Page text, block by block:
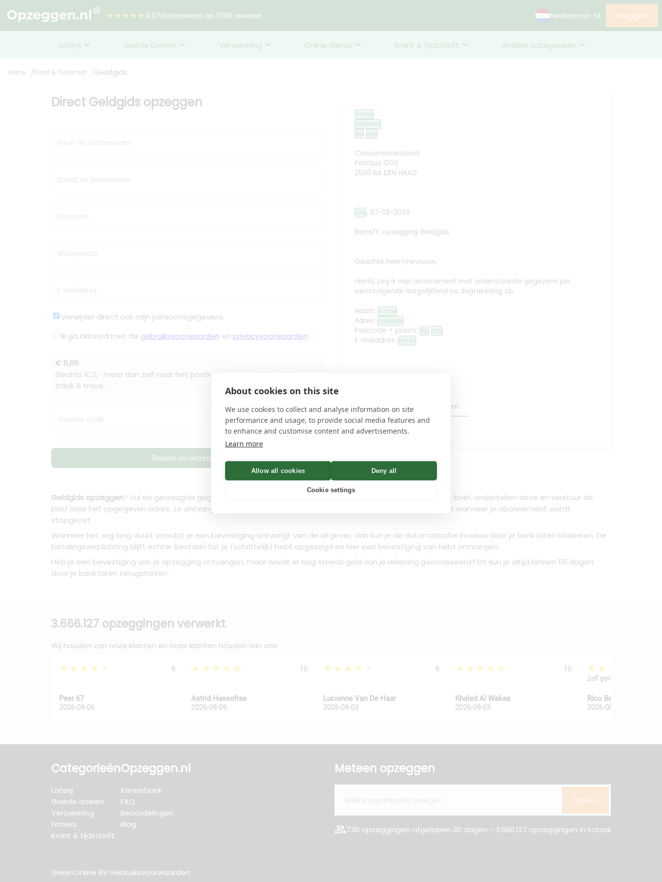
About cookies on this site
We use cookies to collect and analyse information on site
performance and usage, to provide social media features and
to enhance and customise content and advertisements.
Learn more
Allow all cookies Deny all
Cookie settings
★★★★★ 9.07Gebaseerd op 10181 reviews Nederland- NL Inloggen
Loterij Goede Doelen Verzekering Online dienst Krant & Tijdschrift Andere categorieën
Home Krant & Tijdschrift Geldgids
Direct Geldgids opzeggen
Voor- en achternaam
Straat en huisnummer
Postcode
Woonplaats
E-mailadres
Verwijder direct ook mijn persoonsgegevens
Ik ga akkoord met de gebruiksvoorwaarden en privacyvoorwaarden
€ 11,95
Slechts € 2,- meer dan zelf naar het postkantoor gaan, inclusief PostNL
track & trace.
Voucher code Controleren
Betalen en verzenden
name
address
zip city
Consumentenbond
Postbus 1000
2500 BA DEN HAAG
city, 07-08-2026
Betreft: opzegging Geldgids
Geachte heer/mevrouw,
Hierbij zeg ik mijn abonnement met onderstaande gegevens per
eerstvolgende mogelijkheid na dagtekening op.
Naam: name
Adres: address
Postcode + plaats: zip city
E-mailadres: email
editHandtekening toevoegen
Geldgids opzeggen? Vul de gevraagde gegevens in en de brief wordt automatisch aangepast. Download de brief, onderteken deze en verstuur de
brief naar het opgegeven adres. Je ontvangt binnen 3 weken een bevestiging van de Consumentenbond per wanneer je abonnement wordt
stopgezet.
Wanneer het erg lang duurt voordat je een bevestiging ontvangt van de uitgever, dan kun je de automatische incasso door je bank laten blokkeren. De
betalingsverplichting blijft echter bestaan tot je (schriftelijk) hebt opgezegd en hier een bevestiging van hebt ontvangen.
Heb je een bevestiging van je opzegging ontvangen, maar wordt er nog steeds geld van je rekening geïncasseerd? Dit kun je altijd binnen 56 dagen
door je bank laten terugstorten.
3.666.127 opzeggingen verwerkt
Wij houden van onze klanten en onze klanten houden van ons
★★★★★ 8
Peer 67
2026-08-06
★★★★★ 10
Astrid Hassefras
2026-08-05
★★★★★ 8
Lucienne Van De Haar
2026-08-03
★★★★★ 10
Khaled Al Wakaa
2026-08-03
★★★★★
Zelf geregeld
Rico Ballegooij van
2026-08-03
Categorieën
Loterij
Goede doelen
Verzekering
Fitness
Krant & tijdschrift
Opzeggen.nl
Kennisbank
FAQ
Beoordelingen
Blog
Meteen opzeggen
Zoeken..
group736 opzeggingen afgelopen 30 dagen - 3.666.127 opzeggingen in totaal
GreenOnline BV Gebruiksvoorwaarden